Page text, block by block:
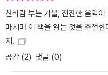
어 있으며 아름다움이 그곳에
위해 뉴욕으로 가서 평생을 뉴
찍으며 삶의 대부분의 시간을 보
랍비를 포기하고 사진을 택한 것
찬바람 부는 겨울, 잔잔한 음악
마시며 이 책을 읽는 것을 추천
지.
공감 (2) 댓글 (0)